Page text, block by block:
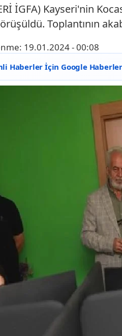
İGFA) Kayseri'nin
Toplantının
19.01.2024 - 00:08
Haberler İçin Google